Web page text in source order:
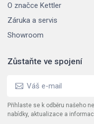
O značce Kettler
Záruka a servis
Showroom
Zůstaňte ve spojení
Přihlaste se k odběru našeho
nabídky, aktualizace a